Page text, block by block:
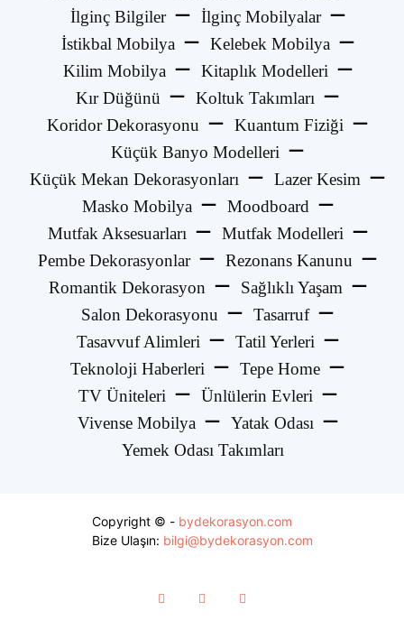
İlginç Bilgiler
İlginç Mobilyalar
İstikbal Mobilya
Kelebek Mobilya
Kilim Mobilya
Kitaplık Modelleri
Kır Düğünü
Koltuk Takımları
Koridor Dekorasyonu
Kuantum Fiziği
Küçük Banyo Modelleri
Küçük Mekan Dekorasyonları
Lazer Kesim
Masko Mobilya
Moodboard
Mutfak Aksesuarları
Mutfak Modelleri
Pembe Dekorasyonlar
Rezonans Kanunu
Romantik Dekorasyon
Sağlıklı Yaşam
Salon Dekorasyonu
Tasarruf
Tasavvuf Alimleri
Tatil Yerleri
Teknoloji Haberleri
Tepe Home
TV Üniteleri
Ünlülerin Evleri
Vivense Mobilya
Yatak Odası
Yemek Odası Takımları
Copyright © - bydekorasyon.com
Bize Ulaşın: bilgi@bydekorasyon.com